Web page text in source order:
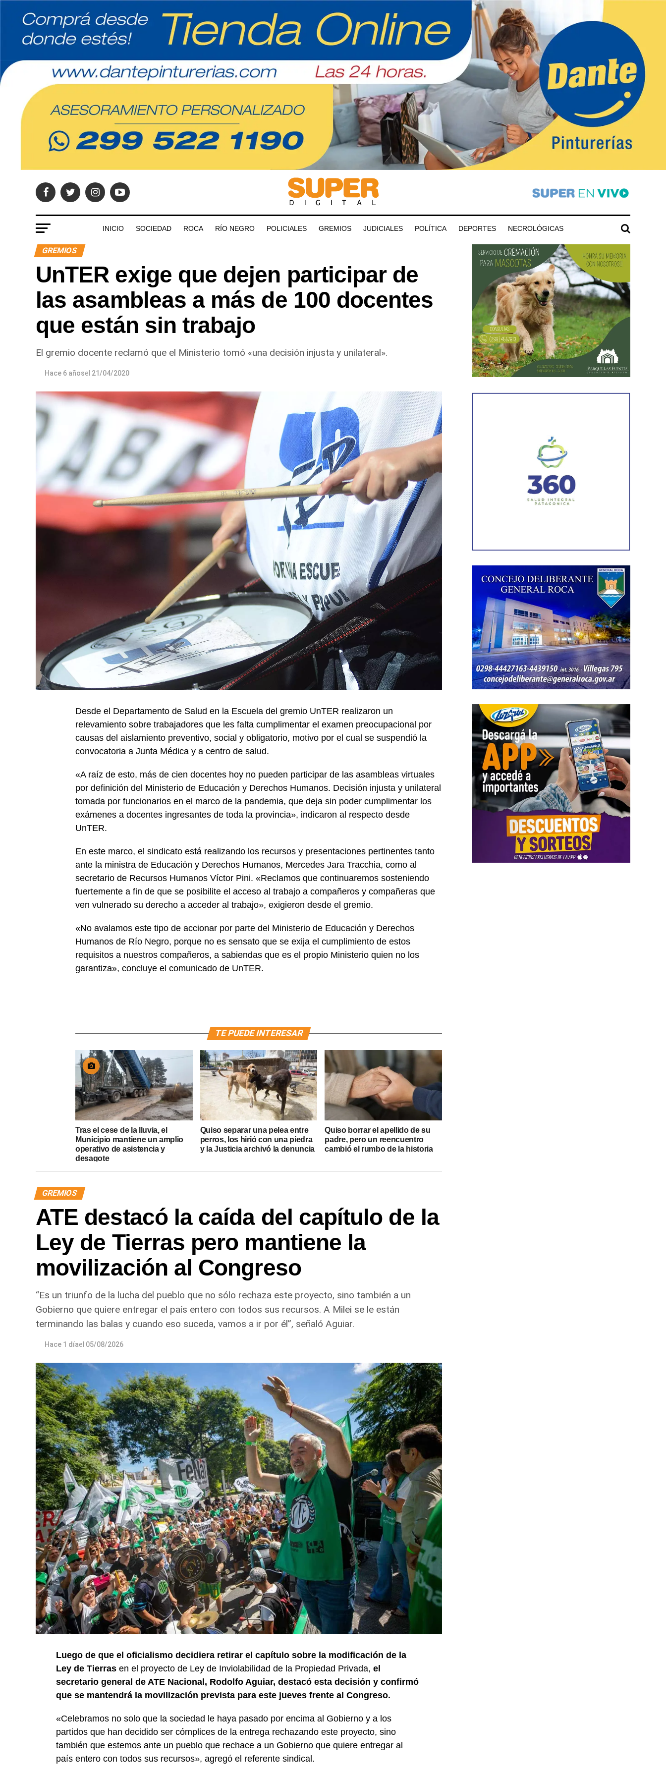
INICIO SOCIEDAD ROCA RÍO NEGRO POLICIALES GREMIOS JUDICIALES POLÍTICA DEPORTES NECROLÓGICAS
GREMIOS
UnTER exige que dejen participar de
las asambleas a más de 100 docentes
que están sin trabajo
El gremio docente reclamó que el Ministerio tomó «una decisión injusta y unilateral».
Hace 6 añosel 21/04/2020
Desde el Departamento de Salud en la Escuela del gremio UnTER realizaron un
relevamiento sobre trabajadores que les falta cumplimentar el examen preocupacional por
causas del aislamiento preventivo, social y obligatorio, motivo por el cual se suspendió la
convocatoria a Junta Médica y a centro de salud.
«A raíz de esto, más de cien docentes hoy no pueden participar de las asambleas virtuales
por definición del Ministerio de Educación y Derechos Humanos. Decisión injusta y unilateral
tomada por funcionarios en el marco de la pandemia, que deja sin poder cumplimentar los
exámenes a docentes ingresantes de toda la provincia», indicaron al respecto desde
UnTER.
En este marco, el sindicato está realizando los recursos y presentaciones pertinentes tanto
ante la ministra de Educación y Derechos Humanos, Mercedes Jara Tracchia, como al
secretario de Recursos Humanos Víctor Pini. «Reclamos que continuaremos sosteniendo
fuertemente a fin de que se posibilite el acceso al trabajo a compañeros y compañeras que
ven vulnerado su derecho a acceder al trabajo», exigieron desde el gremio.
«No avalamos este tipo de accionar por parte del Ministerio de Educación y Derechos
Humanos de Río Negro, porque no es sensato que se exija el cumplimiento de estos
requisitos a nuestros compañeros, a sabiendas que es el propio Ministerio quien no los
garantiza», concluye el comunicado de UnTER.
TE PUEDE INTERESAR
Tras el cese de la lluvia, el
Municipio mantiene un amplio
operativo de asistencia y
desagote
Quiso separar una pelea entre
perros, los hirió con una piedra
y la Justicia archivó la denuncia
Quiso borrar el apellido de su
padre, pero un reencuentro
cambió el rumbo de la historia
GREMIOS
ATE destacó la caída del capítulo de la
Ley de Tierras pero mantiene la
movilización al Congreso
“Es un triunfo de la lucha del pueblo que no sólo rechaza este proyecto, sino también a un
Gobierno que quiere entregar el país entero con todos sus recursos. A Milei se le están
terminando las balas y cuando eso suceda, vamos a ir por él”, señaló Aguiar.
Hace 1 díael 05/08/2026
Luego de que el oficialismo decidiera retirar el capítulo sobre la modificación de la
Ley de Tierras en el proyecto de Ley de Inviolabilidad de la Propiedad Privada, el
secretario general de ATE Nacional, Rodolfo Aguiar, destacó esta decisión y confirmó
que se mantendrá la movilización prevista para este jueves frente al Congreso.
«Celebramos no solo que la sociedad le haya pasado por encima al Gobierno y a los
partidos que han decidido ser cómplices de la entrega rechazando este proyecto, sino
también que estemos ante un pueblo que rechace a un Gobierno que quiere entregar al
país entero con todos sus recursos», agregó el referente sindical.